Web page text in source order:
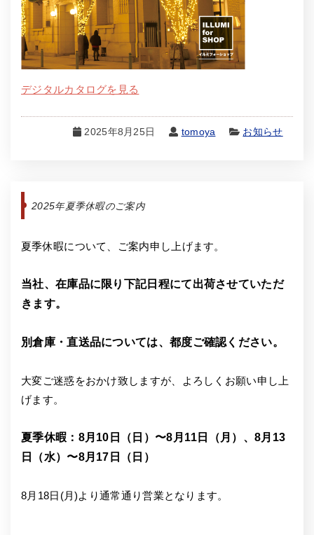
デジタルカタログを見る
2025年8月25日 tomoya お知らせ
2025年夏季休暇のご案内
夏季休暇について、ご案内申し上げます。
当社、在庫品に限り下記日程にて出荷させていただ
きます。
別倉庫・直送品については、都度ご確認ください。
大変ご迷惑をおかけ致しますが、よろしくお願い申し上
げます。
夏季休暇：8月10日（日）〜8月11日（月）、8月13
日（水）〜8月17日（日）
8月18日(月)より通常通り営業となります。